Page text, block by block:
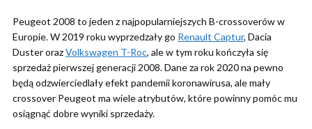
Peugeot 2008 to jeden z najpopularniejszych B-crossoverów w
Europie. W 2019 roku wyprzedzały go Renault Captur, Dacia
Duster orazVolkswagen T-Roc, ale w tym roku kończyła się
sprzedaż pierwszej generacji 2008. Dane za rok 2020 na pewno
będą odzwierciedlały efekt pandemii koronawirusa, ale mały
crossover Peugeot ma wiele atrybutów, które powinny pomóc mu
osiągnąć dobre wyniki sprzedaży.